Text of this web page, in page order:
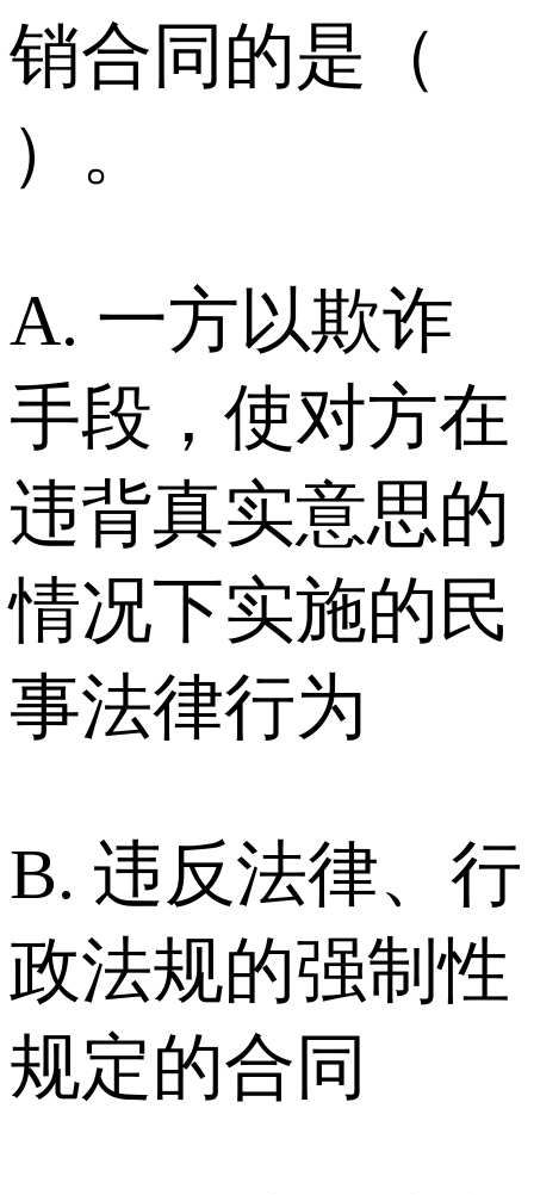
销合同的是（
）。
A. 一方以欺诈
手段，使对方在
违背真实意思的
情况下实施的民
事法律行为
B. 违反法律、行
政法规的强制性
规定的合同